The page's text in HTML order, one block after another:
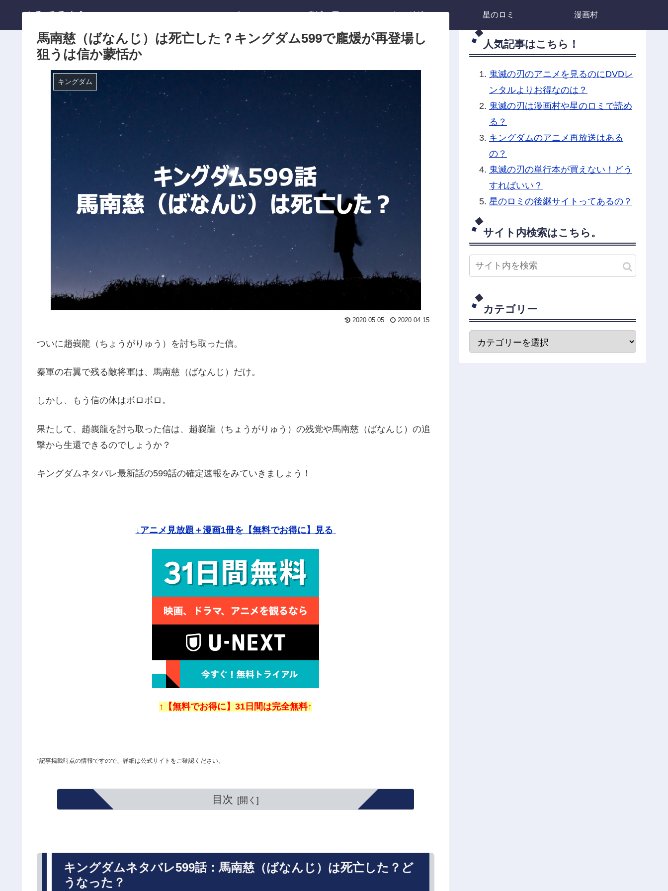
ひろてる.info ホーム ワンピース 鬼滅の刃 キングダム 星のロミ 漫画村
馬南慈（ばなんじ）は死亡した？キングダム599で龐煖が再登場し
狙うは信か蒙恬か
キングダム
2020.05.05 2020.04.15
ついに趙峩龍（ちょうがりゅう）を討ち取った信。
秦軍の右翼で残る敵将軍は、馬南慈（ばなんじ）だけ。
しかし、もう信の体はボロボロ。
果たして、趙峩龍を討ち取った信は、趙峩龍（ちょうがりゅう）の残党や馬南慈（ばなんじ）の追
撃から生還できるのでしょうか？
キングダムネタバレ最新話の599話の確定速報をみていきましょう！
↓アニメ見放題＋漫画1冊を【無料でお得に】見る
↑【無料でお得に】31日間は完全無料↑
*記事掲載時点の情報ですので、詳細は公式サイトをご確認ください。
目次
キングダムネタバレ599話：馬南慈（ばなんじ）は死亡した？ど
うなった？
人気記事はこちら！
鬼滅の刃のアニメを見るのにDVDレ
ンタルよりお得なのは？
鬼滅の刃は漫画村や星のロミで読め
る？
キングダムのアニメ再放送はある
の？
鬼滅の刃の単行本が買えない！どう
すればいい？
星のロミの後継サイトってあるの？
サイト内検索はこちら。
カテゴリー